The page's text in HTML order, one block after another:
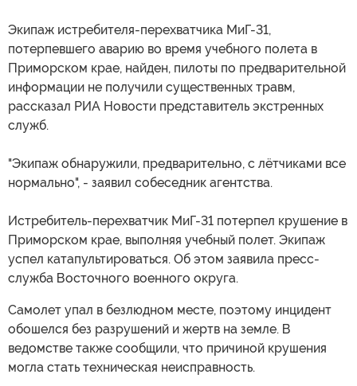
Экипаж истребителя-перехватчика МиГ-31,
потерпевшего аварию во время учебного полета в
Приморском крае, найден, пилоты по предварительной
информации не получили существенных травм,
рассказал РИА Новости представитель экстренных
служб.
"Экипаж обнаружили, предварительно, с лётчиками все
нормально", - заявил собеседник агентства.
Истребитель-перехватчик МиГ-31 потерпел крушение в
Приморском крае, выполняя учебный полет. Экипаж
успел катапультироваться. Об этом заявила пресс-
служба Восточного военного округа.
Самолет упал в безлюдном месте, поэтому инцидент
обошелся без разрушений и жертв на земле. В
ведомстве также сообщили, что причиной крушения
могла стать техническая неисправность.